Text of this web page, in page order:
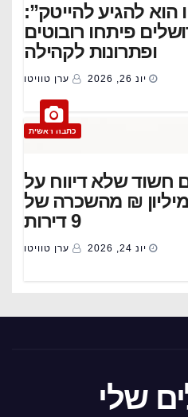
להגיע להייטק”:
פיתחו רובוטים
ופתרונות לקהילה
יונ 26, 2026 ערן טוויטו
כתבה ראשית
חשוד שלא דיווח על
של כ-3.4 מיליון ₪ מהשכרה של
יונ 24, 2026 ערן טוויטו
שלי